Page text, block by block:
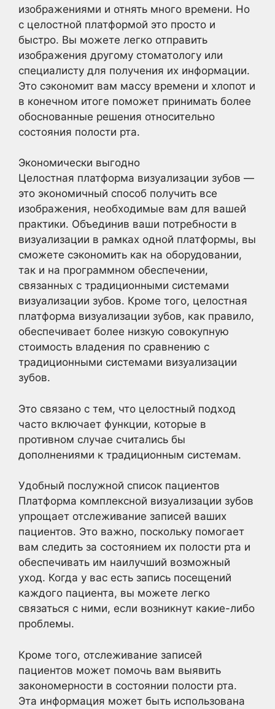
изображениями и отнять много времени. Но
с целостной платформой это просто и
быстро. Вы можете легко отправить
изображения другому стоматологу или
специалисту для получения их информации.
Это сэкономит вам массу времени и хлопот и
в конечном итоге поможет принимать более
обоснованные решения относительно
состояния полости рта.
Экономически выгодно
Целостная платформа визуализации зубов —
это экономичный способ получить все
изображения, необходимые вам для вашей
практики. Объединив ваши потребности в
визуализации в рамках одной платформы, вы
сможете сэкономить как на оборудовании,
так и на программном обеспечении,
связанных с традиционными системами
визуализации зубов. Кроме того, целостная
платформа визуализации зубов, как правило,
обеспечивает более низкую совокупную
стоимость владения по сравнению с
традиционными системами визуализации
зубов.
Это связано с тем, что целостный подход
часто включает функции, которые в
противном случае считались бы
дополнениями к традиционным системам.
Удобный послужной список пациентов
Платформа комплексной визуализации зубов
упрощает отслеживание записей ваших
пациентов. Это важно, поскольку помогает
вам следить за состоянием их полости рта и
обеспечивать им наилучший возможный
уход. Когда у вас есть запись посещений
каждого пациента, вы можете легко
связаться с ними, если возникнут какие-либо
проблемы.
Кроме того, отслеживание записей
пациентов может помочь вам выявить
закономерности в состоянии полости рта.
Эта информация может быть использована